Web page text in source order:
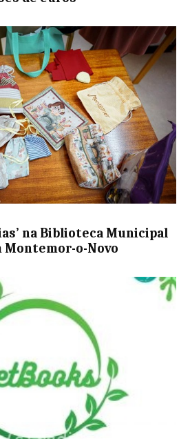
na Biblioteca Municipal
Montemor-o-Novo